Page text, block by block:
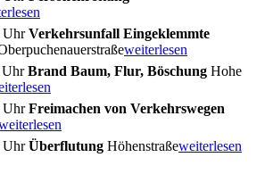
UhrVerkehrsunfall Eingeklemmte
weiterlesen
UhrBrand Baum, Flur, Böschung Hohe
UhrFreimachen von Verkehrswegen
UhrÜberflutung Höhenstraßeweiterlesen